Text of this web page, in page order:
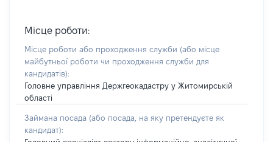
Місце роботи:
Місце роботи або проходження служби (або місце
майбутньої роботи чи проходження служби для
кандидатів):
Головне управління Держгеокадастру у Житомирській
області
Займана посада (або посада, на яку претендуєте як
кандидат):